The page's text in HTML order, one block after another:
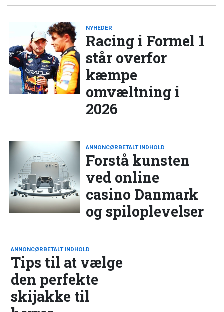
NYHEDER
Racing i Formel 1
står overfor
kæmpe
omvæltning i
2026
ANNONCØRBETALT INDHOLD
Forstå kunsten
ved online
casino Danmark
og spiloplevelser
ANNONCØRBETALT INDHOLD
Tips til at vælge
den perfekte
skijakke til